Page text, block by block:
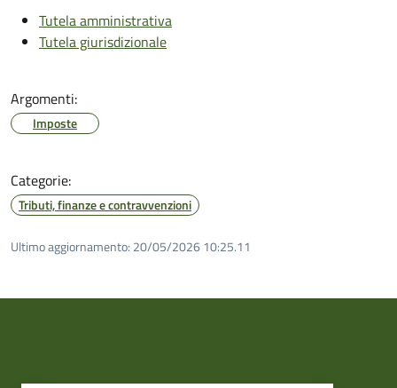
Tutela amministrativa
Tutela giurisdizionale
Argomenti:
Imposte
Categorie:
Tributi, finanze e contravvenzioni
Ultimo aggiornamento: 20/05/2026 10:25.11